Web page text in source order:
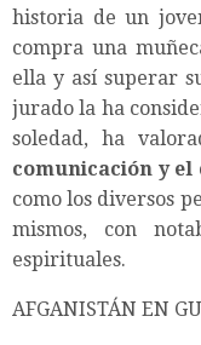
historia de un
compra una
ella y así superar
jurado la ha
soledad, ha
comunicación y
como los diversos
mismos, con
espirituales.
AFGANISTÁN EN